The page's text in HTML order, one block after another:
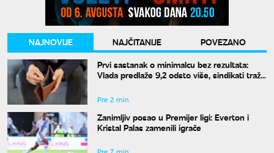
NAJNOVIJE NAJČITANIJE
POVEZANO
Prvi sastanak o minimalcu bez rezultata:
Vlada predlaže 9,2 odsto više, sindikati traže
Pre 2 min
Zanimljiv posao u Premijer ligi: Everton i
Kristal Palas zamenili igrače